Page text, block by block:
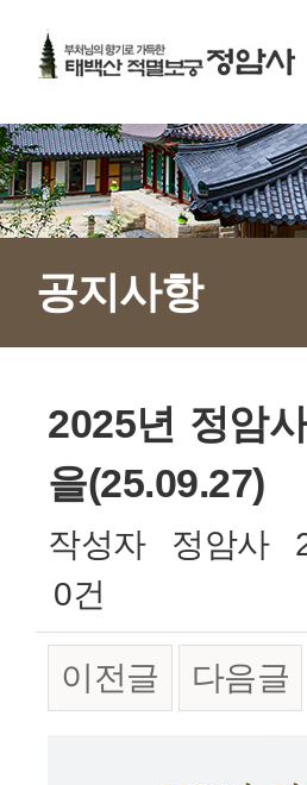
공지사항
2025년 정암
을(25.09.27)
작성자 정암사
0건
이전글 다음글